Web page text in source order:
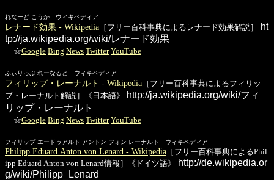
れなーど こうか ウィキペディア
レナード効果 - Wikipedia ［フリー百科事典によるレナード効果解説］
ht
tp://ja.wikipedia.org/wiki/レナード効果
☆Google Bing News Twitter YouTube
ふぃりっぷ れーなると ウィキペディア
フィリップ・レーナルト - Wikipedia ［フリー百科事典によるフィリッ
プ・レーナルト解説］《日本語》
http://ja.wikipedia.org/wiki/フィ
リップ・レーナルト
☆Google Bing News Twitter YouTube
フィリップ エードゥアルト アントン フォン レーナルト ウィキペディア
Philipp Eduard Anton von Lenard - Wikipedia ［フリー百科事典によるPhil
ipp Eduard Anton von Lenard情報］《ドイツ語》
http://de.wikipedia.or
g/wiki/Philipp_Lenard